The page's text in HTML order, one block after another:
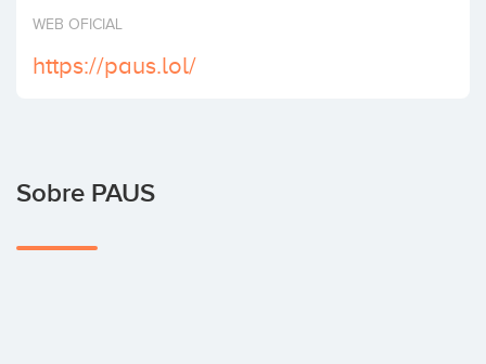
Invertir
WEB OFICIAL
https://paus.lol/
Sobre PAUS